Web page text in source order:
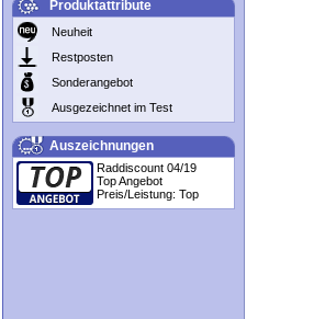
Produktattribute
Neuheit
Restposten
Sonderangebot
Ausgezeichnet im Test
Auszeichnungen
Raddiscount 04/19
Top Angebot
Preis/Leistung: Top